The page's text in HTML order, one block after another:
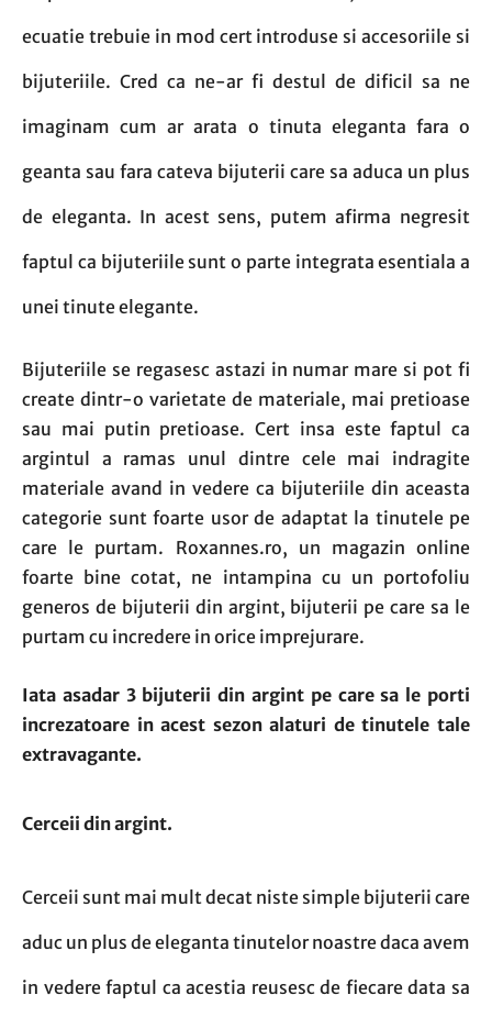
ecuatie trebuie in mod cert introduse si accesoriile si
bijuteriile. Cred ca ne-ar fi destul de dificil sa ne
imaginam cum ar arata o tinuta eleganta fara o
geanta sau fara cateva bijuterii care sa aduca un plus
de eleganta. In acest sens, putem afirma negresit
faptul ca bijuteriile sunt o parte integrata esentiala a
unei tinute elegante.
Bijuteriile se regasesc astazi in numar mare si pot fi
create dintr-o varietate de materiale, mai pretioase
sau mai putin pretioase. Cert insa este faptul ca
argintul a ramas unul dintre cele mai indragite
materiale avand in vedere ca bijuteriile din aceasta
categorie sunt foarte usor de adaptat la tinutele pe
care le purtam. Roxannes.ro, un magazin online
foarte bine cotat, ne intampina cu un portofoliu
generos de bijuterii din argint, bijuterii pe care sa le
purtam cu incredere in orice imprejurare.
Iata asadar 3 bijuterii din argint pe care sa le porti
increzatoare in acest sezon alaturi de tinutele tale
extravagante.
Cerceii din argint.
Cerceii sunt mai mult decat niste simple bijuterii care
aduc un plus de eleganta tinutelor noastre daca avem
in vedere faptul ca acestia reusesc de fiecare data sa